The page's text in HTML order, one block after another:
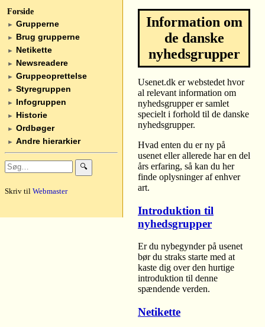
Forside
► Grupperne
► Brug grupperne
► Netikette
► Newsreadere
► Gruppeoprettelse
► Styregruppen
► Infogruppen
► Historie
► Ordbøger
► Andre hierarkier
🔍
Skriv til Webmaster
Information om
de danske
nyhedsgrupper
Usenet.dk er webstedet hvor
al relevant information om
nyhedsgrupper er samlet
specielt i forhold til de danske
nyhedsgrupper.
Hvad enten du er ny på
usenet eller allerede har en del
års erfaring, så kan du her
finde oplysninger af enhver
art.
Introduktion til
nyhedsgrupper
Er du nybegynder på usenet
bør du straks starte med at
kaste dig over den hurtige
introduktion til denne
spændende verden.
Netikette